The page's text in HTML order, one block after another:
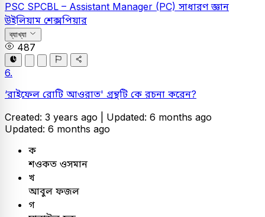
PSC SPCBL – Assistant Manager (PC) সাধারণ জ্ঞান
উইলিয়াম শেক্সপিয়ার
ব্যাখ্যা
487
6.
‘রাইফেল রোটি আওরাত' গ্রন্থটি কে রচনা করেন?
Created: 3 years ago | Updated: 6 months ago
Updated: 6 months ago
ক
শওকত ওসমান
খ
আবুল ফজল
গ